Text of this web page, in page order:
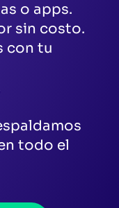
o apps.
sin costo.
con tu
todo el